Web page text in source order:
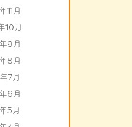
11月
10月
9月
8月
7月
6月
5月